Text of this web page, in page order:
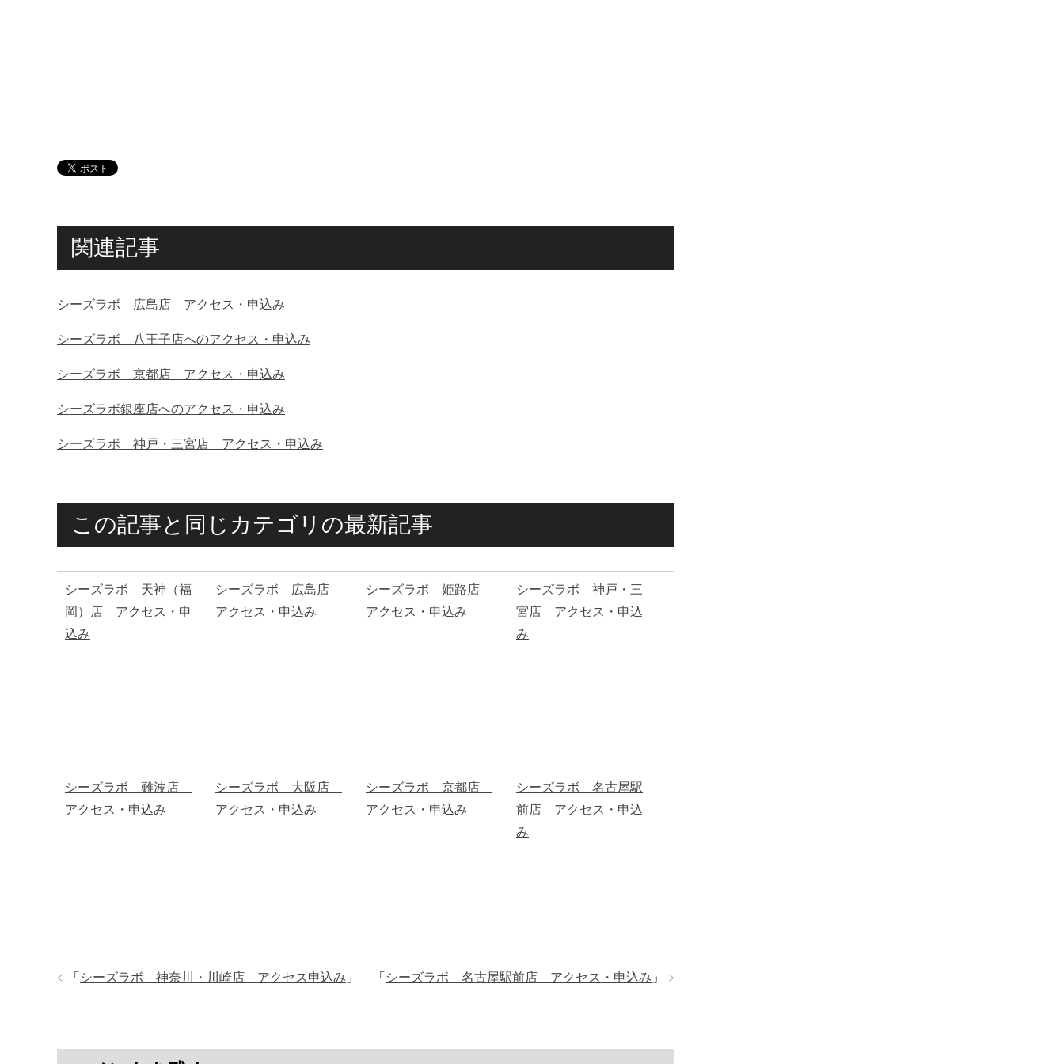
関連記事
シーズラボ 広島店 アクセス・申込み
シーズラボ 八王子店へのアクセス・申込み
シーズラボ 京都店 アクセス・申込み
シーズラボ銀座店へのアクセス・申込み
シーズラボ 神戸・三宮店 アクセス・申込み
この記事と同じカテゴリの最新記事
シーズラボ 天神（福
岡）店 アクセス・申
込み
シーズラボ 広島店
アクセス・申込み
シーズラボ 姫路店
アクセス・申込み
シーズラボ 神戸・三
宮店 アクセス・申込
み
シーズラボ 難波店
アクセス・申込み
シーズラボ 大阪店
アクセス・申込み
シーズラボ 京都店
アクセス・申込み
シーズラボ 名古屋駅
前店 アクセス・申込
み
「 シーズラボ 名古屋駅前店 アクセス・申込み 」
「 シーズラボ 神奈川・川崎店 アクセス申込み 」